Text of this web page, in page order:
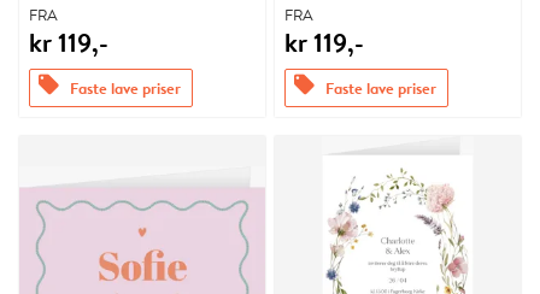
FRA
kr 119,-
offers Faste lave priser
FRA
kr 119,-
offers Faste lave priser